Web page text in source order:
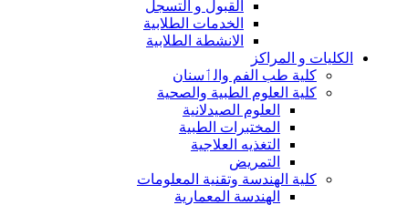
القبول و التسجل
الخدمات الطلابية
الانشطة الطلابية
الكليات و المراكز
كلية طب الفم والٲسنان
كلية العلوم الطبية والصحية
العلوم الصيدلانية
المختبرات الطبية
التغذيه العلاجية
التمريض
كلية الهندسة وتقنية المعلومات
الهندسة المعمارية